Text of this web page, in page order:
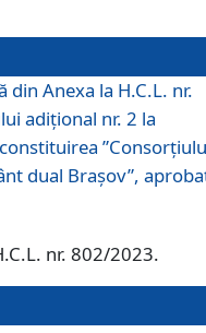
Anexa la H.C.L. nr.
adițional nr. 2 la
dual Brașov”,
nr. 802/2023.